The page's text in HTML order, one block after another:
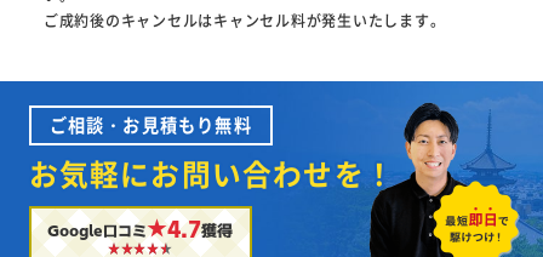
ご成約後のキャンセルはキャンセル料が発生いたします。
ご相談・お見積もり無料
お気軽にお問い合わせを！
Google口コミ★4.7獲得